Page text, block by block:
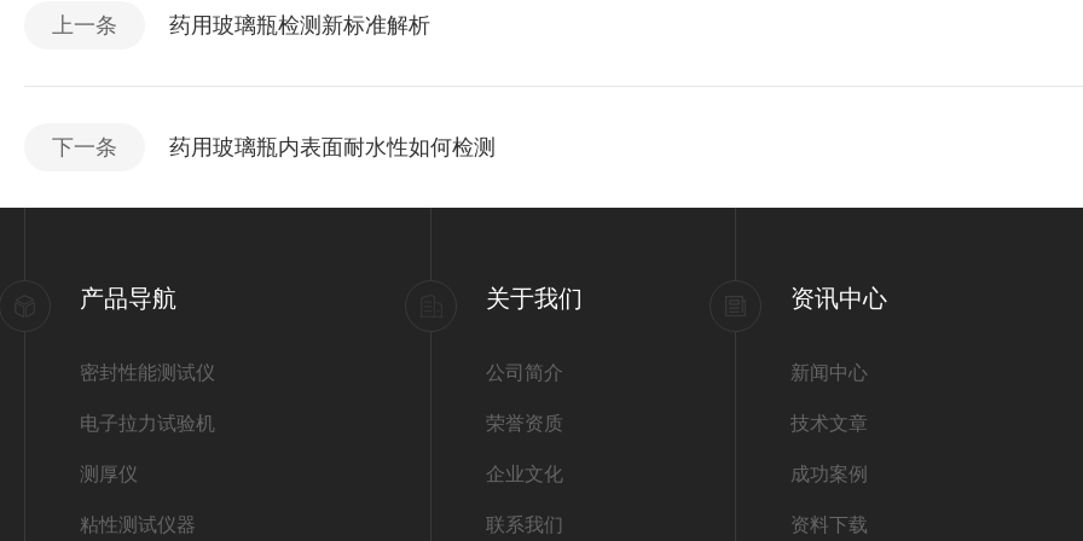
上一条 药用玻璃瓶检测新标准解析
下一条 药用玻璃瓶内表面耐水性如何检测
产品导航
密封性能测试仪
电子拉力试验机
测厚仪
粘性测试仪器
关于我们
公司简介
荣誉资质
企业文化
联系我们
资讯中心
新闻中心
技术文章
成功案例
资料下载